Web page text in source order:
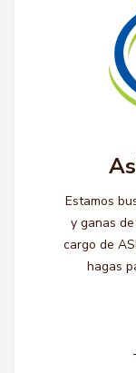
Estamos
y ganas
cargo de
hagas